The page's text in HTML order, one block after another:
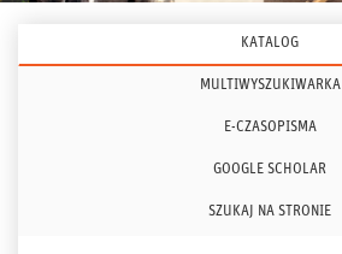
KATALOG
MULTIWYSZUKIWARKA
E-CZASOPISMA
GOOGLE SCHOLAR
SZUKAJ NA STRONIE